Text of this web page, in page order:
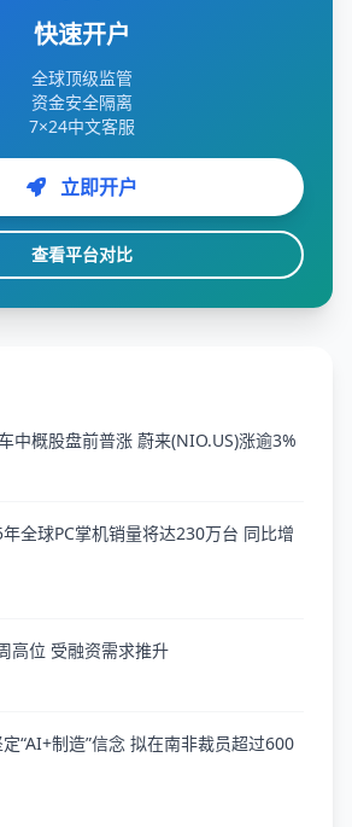
快速开户
全球顶级监管
资金安全隔离
7×24中文客服
立即开户
查看平台对比
中概股盘前普涨 蔚来(NIO.US)涨逾3%
全球PC掌机销量将达230万台 同比增
高位 受融资需求推升
“AI+制造”信念 拟在南非裁员超过600